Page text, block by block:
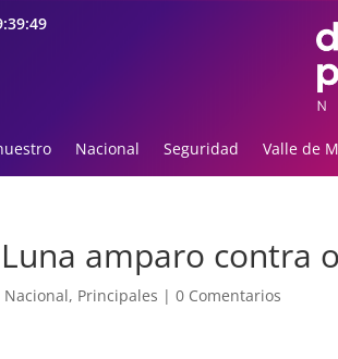
Nacional Seguridad Valle de
amparo contra
Nacional, Principales | 0 Comentarios